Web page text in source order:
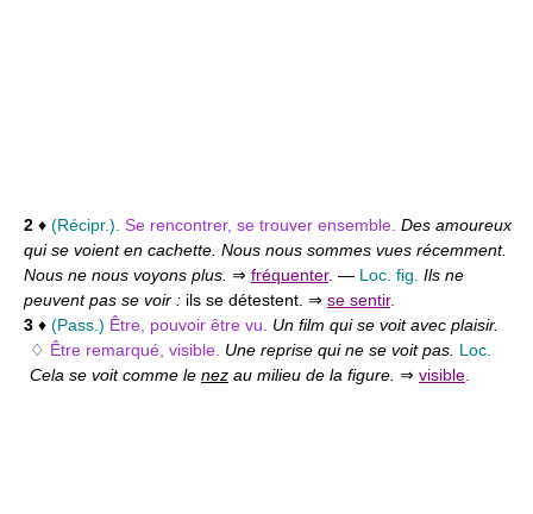
2 ♦ (Récipr.). Se rencontrer, se trouver ensemble. Des amoureux
qui se voient en cachette. Nous nous sommes vues récemment.
Nous ne nous voyons plus. ⇒ fréquenter. — Loc. fig. Ils ne
peuvent pas se voir : ils se détestent. ⇒ se sentir.
3 ♦ (Pass.) Être, pouvoir être vu. Un film qui se voit avec plaisir.
♢ Être remarqué, visible. Une reprise qui ne se voit pas. Loc.
Cela se voit comme le nez au milieu de la figure. ⇒ visible